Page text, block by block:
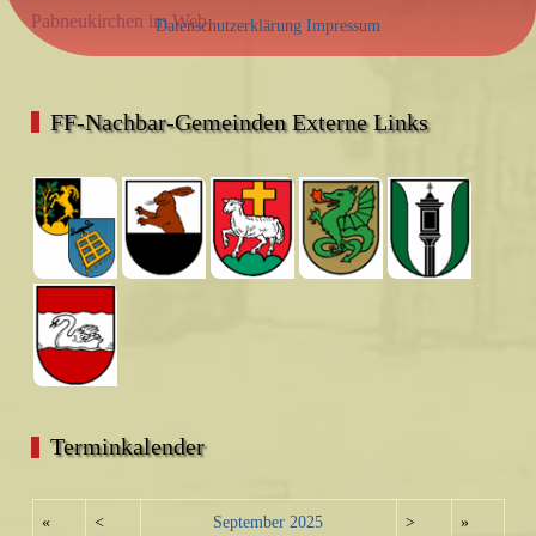
Pabneukirchen im Web
FF-Nachbar-Gemeinden Externe Links
Terminkalender
« < September 2025 > »
Datenschutzerklärung Impressum